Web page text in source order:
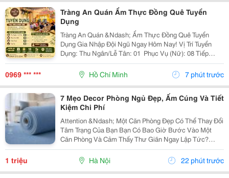
Tràng An Quán Ẩm Thực Đồng Quê Tuyển
Dụng
Tràng An Quán &Ndash; Ẩm Thực Đồng Quê Tuyển
Dụng Gia Nhập Đội Ngũ Ngay Hôm Nay! Vị Trí Tuyển
Dụng: Thu Ngân/Lễ Tân: 01 ️ Phục Vụ (Nữ): 08 Tiếp
Thực: 02 Tạp Vụ: 02 ⏰ Thời Gian Làm Việc: &Bull; Ca
Full: 9:00 &Ndash; 22:00 (Nghỉ Giữa Ca...
0969 *** *** Hồ Chí Minh 7 phút trước
7 Mẹo Decor Phòng Ngủ Đẹp, Ấm Cúng Và Tiết
Kiệm Chi Phí
Attention &Ndash; Một Căn Phòng Đẹp Có Thể Thay Đổi
Tâm Trạng Của Bạn Bạn Có Bao Giờ Bước Vào Một
Căn Phòng Và Cảm Thấy Thư Giãn Ngay Lập Tức?
Không Phải Vì Căn Phòng Quá Rộng Hay Quá Đắt Tiền,
Mà Bởi Cách Bài Trí Hài Hòa, Ánh Sáng Dịu Nhẹ Và
Những...
1 triệu Hà Nội 22 phút trước